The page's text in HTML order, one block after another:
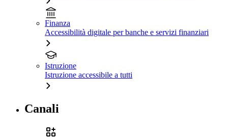
Finanza
Accessibilità digitale per banche e servizi finanziari
Istruzione
Istruzione accessibile a tutti
Canali